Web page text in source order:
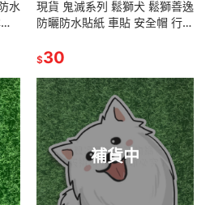
現貨 鬼滅系列 鬆獅犬 鬆獅善逸
防曬防水貼紙 車貼 安全帽 行李
$30
補貨中